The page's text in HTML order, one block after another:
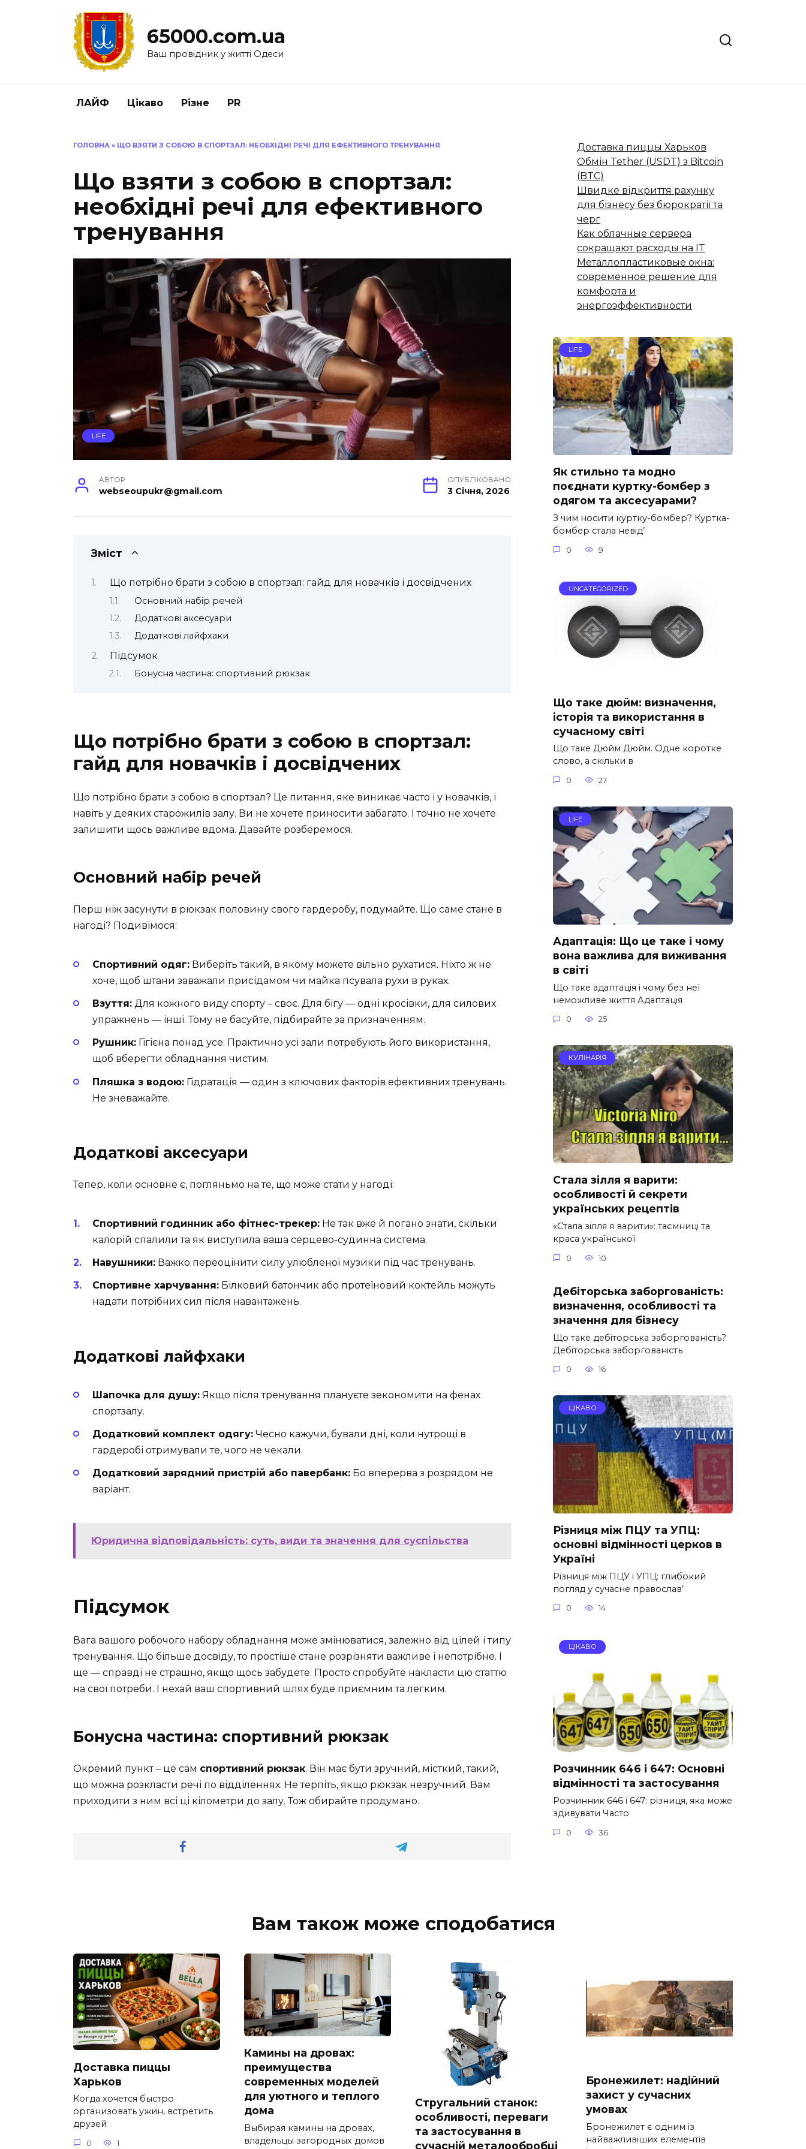
65000.com.ua
Ваш провідник у житті Одеси
ЛАЙФ Цікаво Різне PR
ГОЛОВНА » ЩО ВЗЯТИ З СОБОЮ В СПОРТЗАЛ: НЕОБХІДНІ РЕЧІ ДЛЯ ЕФЕКТИВНОГО ТРЕНУВАННЯ
Що взяти з собою в спортзал:
необхідні речі для ефективного
тренування
LIFE
АВТОР
webseoupukr@gmail.com
ОПУБЛІКОВАНО
3 Січня, 2026
Зміст
Що потрібно брати з собою в спортзал: гайд для новачків і досвідчених
Основний набір речей
Додаткові аксесуари
Додаткові лайфхаки
Підсумок
Бонусна частина: спортивний рюкзак
Що потрібно брати з собою в спортзал:
гайд для новачків і досвідчених
Що потрібно брати з собою в спортзал? Це питання, яке виникає часто і у новачків, і
навіть у деяких старожилів залу. Ви не хочете приносити забагато. І точно не хочете
залишити щось важливе вдома. Давайте розберемося.
Основний набір речей
Перш ніж засунути в рюкзак половину свого гардеробу, подумайте. Що саме стане в
нагоді? Подивімося:
Спортивний одяг: Виберіть такий, в якому можете вільно рухатися. Ніхто ж не
хоче, щоб штани заважали присідамом чи майка псувала рухи в руках.
Взуття: Для кожного виду спорту – своє. Для бігу — одні кросівки, для силових
упражнень — інші. Тому не басуйте, підбирайте за призначенням.
Рушник: Гігієна понад усе. Практично усі зали потребують його використання,
щоб вберегти обладнання чистим.
Пляшка з водою: Гідратація — один з ключових факторів ефективних тренувань.
Не зневажайте.
Додаткові аксесуари
Тепер, коли основне є, погляньмо на те, що може стати у нагоді:
Спортивний годинник або фітнес-трекер: Не так вже й погано знати, скільки
калорій спалили та як виступила ваша серцево-судинна система.
Навушники: Важко переоцінити силу улюбленої музики під час тренувань.
Спортивне харчування: Білковий батончик або протеїновий коктейль можуть
надати потрібних сил після навантажень.
Додаткові лайфхаки
Шапочка для душу: Якщо після тренування плануєте зекономити на фенах
спортзалу.
Додатковий комплект одягу: Чесно кажучи, бували дні, коли нутрощі в
гардеробі отримували те, чого не чекали.
Додатковий зарядний пристрій або павербанк: Бо вперерва з розрядом не
варіант.
Юридична відповідальність: суть, види та значення для суспільства
Підсумок
Вага вашого робочого набору обладнання може змінюватися, залежно від цілей і типу
тренування. Що більше досвіду, то простіше стане розрізняти важливе і непотрібне. І
ще — справді не страшно, якщо щось забудете. Просто спробуйте накласти цю статтю
на свої потреби. І нехай ваш спортивний шлях буде приємним та легким.
Бонусна частина: спортивний рюкзак
Окремий пункт – це сам спортивний рюкзак. Він має бути зручний, місткий, такий,
що можна розкласти речі по відділеннях. Не терпіть, якщо рюкзак незручний. Вам
приходити з ним всі ці кілометри до залу. Тож обирайте продумано.
Доставка пиццы Харьков
Обмін Tether (USDT) з Bitcoin
(BTC)
Швидке відкриття рахунку
для бізнесу без бюрократії та
черг
Как облачные сервера
сокращают расходы на IT
Металлопластиковые окна:
современное решение для
комфорта и
энергоэффективности
LIFE
Як стильно та модно
поєднати куртку-бомбер з
одягом та аксесуарами?
З чим носити куртку-бомбер? Куртка-
бомбер стала невід’
0 9
UNCATEGORIZED
Що таке дюйм: визначення,
історія та використання в
сучасному світі
Що таке Дюйм Дюйм. Одне коротке
слово, а скільки в
0 27
LIFE
Адаптація: Що це таке і чому
вона важлива для виживання
в світі
Що таке адаптація і чому без неї
неможливе життя Адаптація
0 25
КУЛІНАРІЯ
Стала зілля я варити:
особливості й секрети
українських рецептів
«Стала зілля я варити»: таємниці та
краса української
0 10
Дебіторська заборгованість:
визначення, особливості та
значення для бізнесу
Що таке дебіторська заборгованість?
Дебіторська заборгованість
0 16
ЦІКАВО
Різниця між ПЦУ та УПЦ:
основні відмінності церков в
Україні
Різниця між ПЦУ і УПЦ: глибокий
погляд у сучасне православ’
0 14
ЦІКАВО
Розчинник 646 і 647: Основні
відмінності та застосування
Розчинник 646 і 647: різниця, яка може
здивувати Часто
0 36
Вам також може сподобатися
Доставка пиццы
Харьков
Когда хочется быстро
организовать ужин, встретить
друзей
0 1
Камины на дровах:
преимущества
современных моделей
для уютного и теплого
дома
Выбирая камины на дровах,
владельцы загородных домов
Стругальний станок:
особливості, переваги
та застосування в
сучасній металообробці
Бронежилет: надійний
захист у сучасних
умовах
Бронежилет є одним із
найважливіших елементів